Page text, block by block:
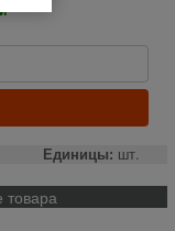
Единицы: шт.